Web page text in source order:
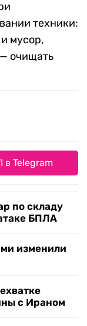
техники:
мусор,
очищать
в Telegram
по складу
БПЛА
изменили
с Ираном